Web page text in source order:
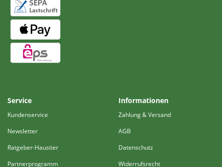
Service
Kundenservice
Newsletter
Ratgeber-Haustier
Partnerprogramm
Informationen
Zahlung & Versand
AGB
Datenschutz
Widerrufsrecht